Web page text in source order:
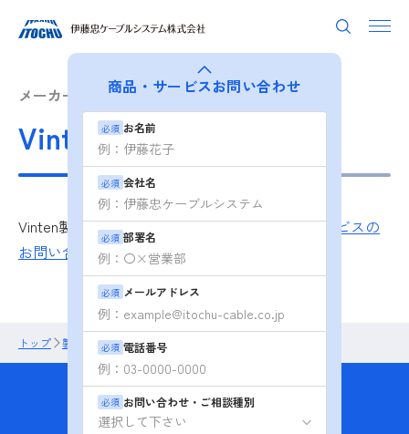
メーカー別から探す
Vinten
Vinten製品の詳しい情報については、商品・サービスの
お問い合わせよりお問い合わせください。
商品・サービスお問い合わせ
必須 お名前
必須 会社名
必須 部署名
必須 メールアドレス
必須 電話番号
必須 お問い合わせ・ご相談種別
トップ 製品・ソリューション
商品・サービスの
お問い合わせ